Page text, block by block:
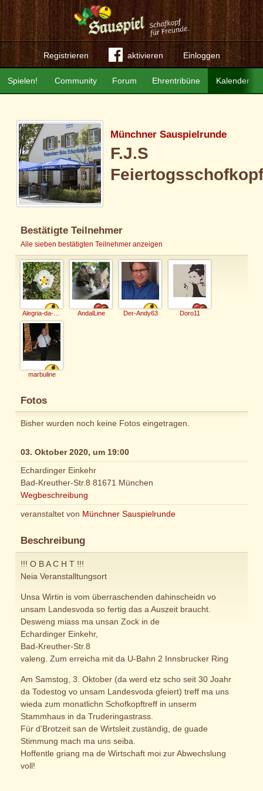
Registrieren aktivieren Einloggen
Community Forum Ehrentribüne Kalender
Spielen!
Münchner Sauspielrunde
F.J.S
Bestätigte Teilnehmer
Alle sieben bestätigten Teilnehmer anzeigen
AndalLine Der-Andy63 Doro11
marbuline
Fotos
Bisher wurden noch keine Fotos eingetragen.
03. Oktober 2020, um 19:00
Echardinger Einkehr
Bad-Kreuther-Str.8 81671 München
Wegbeschreibung
veranstaltet von Münchner Sauspielrunde
Beschreibung
!!! O B A C H T !!!
Neia Veranstalltungsort
Unsa Wirtin is vom überraschenden dahinscheidn vo
unsam Landesvoda so fertig das a Auszeit braucht.
Desweng miass ma unsan Zock in de
Echardinger Einkehr,
Bad-Kreuther-Str.8
valeng. Zum erreicha mit da U-Bahn 2 Innsbrucker Ring
Am Samstog, 3. Oktober (da werd etz scho seit 30 Joahr
da Todestog vo unsam Landesvoda gfeiert) treff ma uns
wieda zum monatlichn Schofkopftreff in unserm
Stammhaus in da Truderingastrass.
Für d'Brotzeit san de Wirtsleit zuständig, de guade
Stimmung mach ma uns seiba.
Hoffentle griang ma de Wirtschaft moi zur Abwechslung
voll!